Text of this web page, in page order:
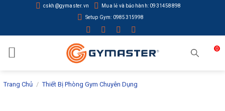
cskh@gymaster.vn Mua lẻ và bảo hành: 0931458898
Setup Gym: 0985315998
0
Trang Chủ / Thiết Bị Phòng Gym Chuyên Dụng